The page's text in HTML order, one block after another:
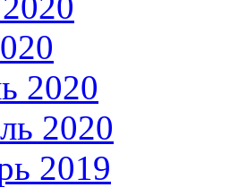
2020
2020
2019